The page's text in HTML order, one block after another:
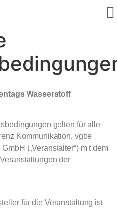
Wasserstoff
gelten für alle
Kommunikation, vgbe
(„Veranstalter“) mit dem
der
für die Veranstaltung ist